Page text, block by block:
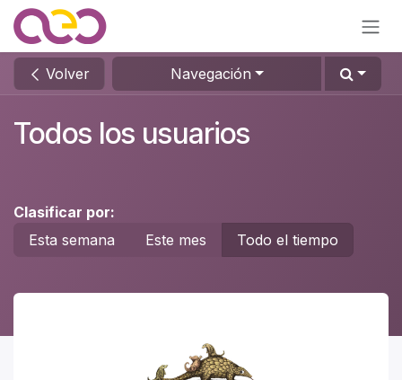
Ir al contenido
Volver Navegación
Todos los usuarios
Clasificar por:
Esta semana
Este mes Todo el tiempo